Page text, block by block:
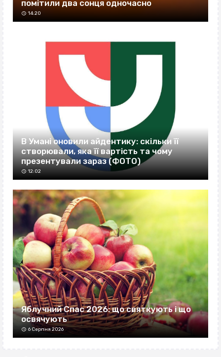
помітили два сонця одночасно
14:20
В Умані оновили айдентику: скільки її
створювали, яка її вартість та чому
презентували зараз (ФОТО)
12:02
Яблучний Спас 2026: що святкують і що
освячують
6 Серпня 2026